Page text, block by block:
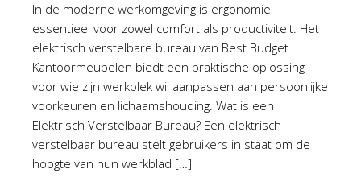
In de moderne werkomgeving is ergonomie
essentieel voor zowel comfort als productiviteit. Het
elektrisch verstelbare bureau van Best Budget
Kantoormeubelen biedt een praktische oplossing
voor wie zijn werkplek wil aanpassen aan persoonlijke
voorkeuren en lichaamshouding. Wat is een
Elektrisch Verstelbaar Bureau? Een elektrisch
verstelbaar bureau stelt gebruikers in staat om de
hoogte van hun werkblad […]